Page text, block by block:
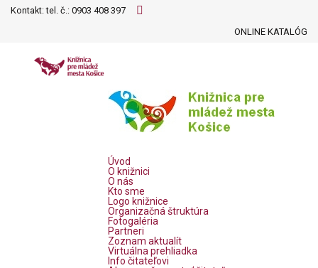
Kontakt: tel. č.: 0903 408 397
ONLINE KATALÓG
Úvod
O knižnici
O nás
Kto sme
Logo knižnice
Organizačná štruktúra
Fotogaléria
Partneri
Zoznam aktualít
Virtuálna prehliadka
Info čitateľovi